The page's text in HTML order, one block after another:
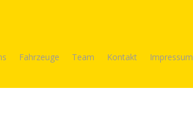
Fahrzeuge Team Kontakt Impressum